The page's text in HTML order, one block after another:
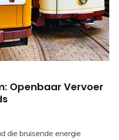
Openbaar Vervoer
die bruisende energie